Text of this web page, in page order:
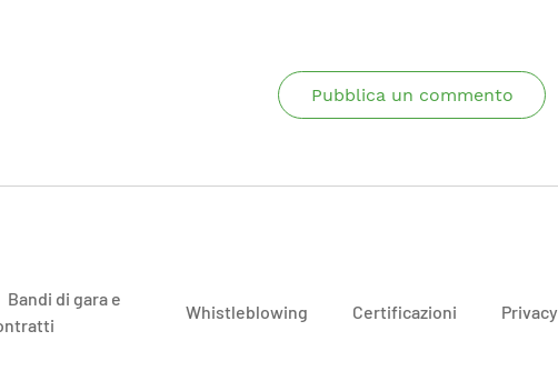
Pubblica un commento
Bandi di gara e
Whistleblowing Certificazioni Privacy